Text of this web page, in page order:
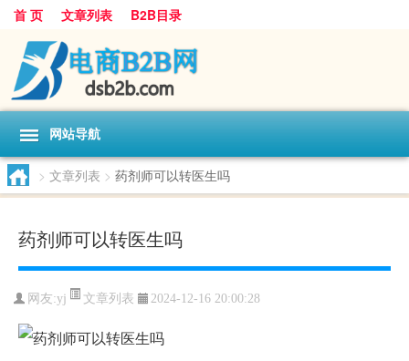
首 页 文章列表 B2B目录
网站导航
> 文章列表 > 药剂师可以转医生吗
药剂师可以转医生吗
网友:yj 文章列表 2024-12-16 20:00:28